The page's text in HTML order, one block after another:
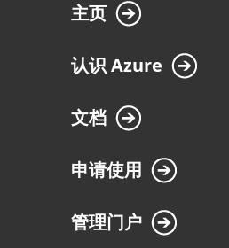
主页
认识 Azure
文档
申请使用
管理门户